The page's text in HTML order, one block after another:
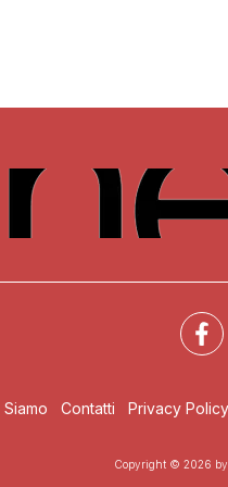
Siamo Contatti Privacy Policy
Copyright © 2026 by